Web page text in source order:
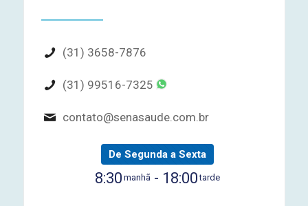
(31) 3658-7876
(31) 99516-7325
contato@senasaude.com.br
De Segunda a Sexta
8:30 manhã - 18:00 tarde